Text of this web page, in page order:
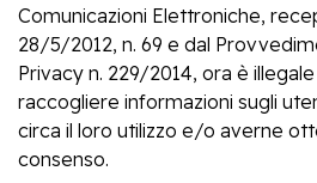
Comunicazioni Elettroniche,
28/5/2012, n. 69 e dal
Privacy n. 229/2014, ora è
raccogliere informazioni sugli
circa il loro utilizzo e/o averne
consenso.